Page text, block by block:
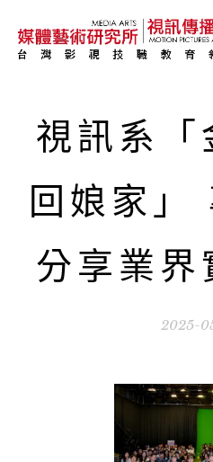
視訊系「
回娘家」
分享業界
2025-